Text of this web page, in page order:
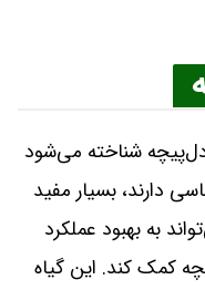
شناخته می‌شود
دارند، بسیار مفید
به بهبود عملکرد
کمک کند. این گیاه